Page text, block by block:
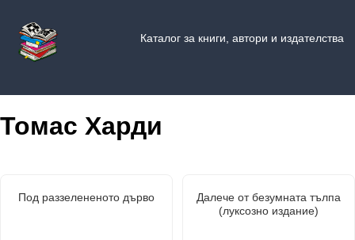
Каталог за книги, автори и издателства
Томас Харди
Под раззелененото дърво
Далече от безумната тълпа
(луксозно издание)